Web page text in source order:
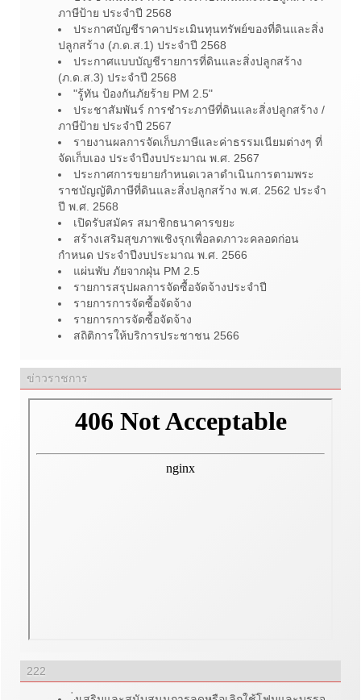
ภาษีป้าย ประจำปี 2568
ประกาศบัญชีราคาประเมินทุนทรัพย์ของที่ดินและสิ่ง
ปลูกสร้าง (ภ.ด.ส.1) ประจำปี 2568
ประกาศแบบบัญชีรายการที่ดินและสิ่งปลูกสร้าง
(ภ.ด.ส.3) ประจำปี 2568
"รู้ทัน ป้องกันภัยร้าย PM 2.5"
ประชาสัมพันร์ การชำระภาษีที่ดินและสิ่งปลูกสร้าง /
ภาษีป้าย ประจำปี 2567
รายงานผลการจัดเก็บภาษีและค่าธรรมเนียมต่างๆ ที่
จัดเก็บเอง ประจำปีงบประมาณ พ.ศ. 2567
ประกาศการขยายกำหนดเวลาดำเนินการตามพระ
ราชบัญญัติภาษีที่ดินและสิ่งปลูกสร้าง พ.ศ. 2562 ประจำ
ปี พ.ศ. 2568
เปิดรับสมัคร สมาชิกธนาคารขยะ
สร้างเสริมสุขภาพเชิงรุกเพื่อลดภาวะคลอดก่อน
กำหนด ประจำปีงบประมาณ พ.ศ. 2566
แผ่นพับ ภัยจากฝุ่น PM 2.5
รายการสรุปผลการจัดซื้อจัดจ้างประจำปี
รายการการจัดซื้อจัดจ้าง
รายการการจัดซื้อจัดจ้าง
สถิติการให้บริการประชาชน 2566
ข่าวราชการ
222